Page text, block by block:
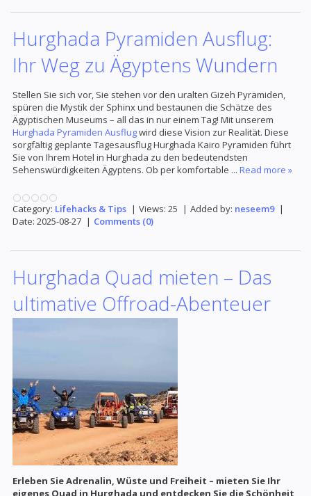
Hurghada Pyramiden Ausflug:
Ihr Weg zu Ägyptens Wundern
Stellen Sie sich vor, Sie stehen vor den uralten Gizeh Pyramiden,
spüren die Mystik der Sphinx und bestaunen die Schätze des
Ägyptischen Museums – all das in nur einem Tag! Mit unserem
Hurghada Pyramiden Ausflugwird diese Vision zur Realität. Diese
sorgfältig geplante Tagesausflug Hurghada Kairo Pyramiden führt
Sie von Ihrem Hotel in Hurghada zu den bedeutendsten
Sehenswürdigkeiten Ägyptens. Ob per komfortable ... Read more »
Category: Lifehacks & Tips | Views: 25 | Added by: neseem9 |
Date: 2025-08-27 | Comments (0)
Hurghada Quad mieten – Das
ultimative Offroad-Abenteuer
Erleben Sie Adrenalin, Wüste und Freiheit – mieten Sie Ihr
eigenes Quad in Hurghada und entdecken Sie die Schönheit